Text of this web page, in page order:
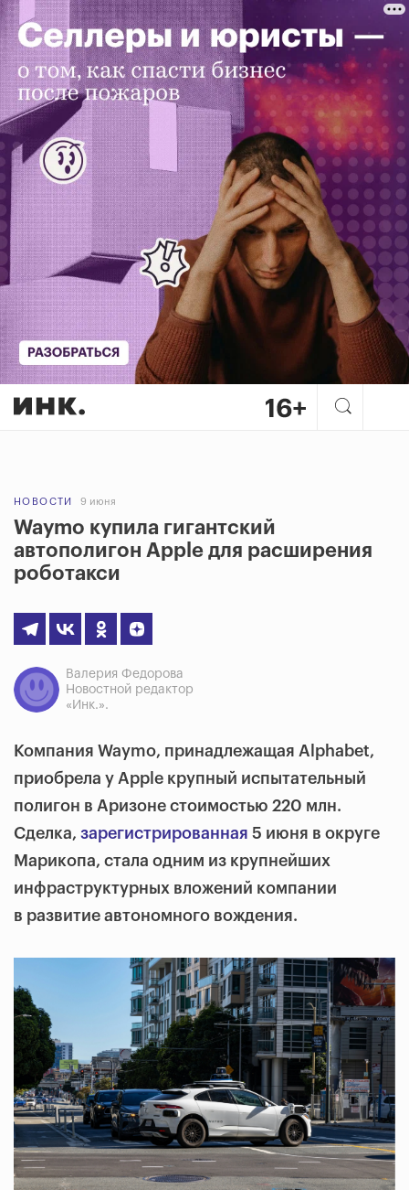
НОВОСТИ 9 июня
Waymo купила гигантский
автополигон Apple для расширения
роботакси
Валерия Федорова
Новостной редактор
«Инк.».
Компания Waymo, принадлежащая Alphabet,
приобрела у Apple крупный испытательный
полигон в Аризоне стоимостью 220 млн.
Сделка, зарегистрированная 5 июня в округе
Марикопа, стала одним из крупнейших
инфраструктурных вложений компании
в развитие автономного вождения.